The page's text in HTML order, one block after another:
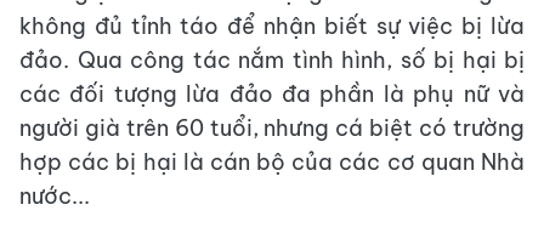
không đủ tỉnh táo để nhận biết sự việc bị lừa
đảo. Qua công tác nắm tình hình, số bị hại bị
các đối tượng lừa đảo đa phần là phụ nữ và
người già trên 60 tuổi, nhưng cá biệt có trường
hợp các bị hại là cán bộ của các cơ quan Nhà
nước...